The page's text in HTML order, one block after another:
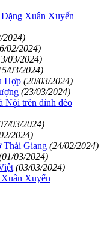
Đặng Xuân Xuyến
2024)
02/2024)
03/2024)
03/2024)
Hợp (20/03/2024)
(23/03/2024)
Nội trên đỉnh đèo
03/2024)
2024)
Thái Giang (24/02/2024)
03/2024)
(03/03/2024)
Xuyến